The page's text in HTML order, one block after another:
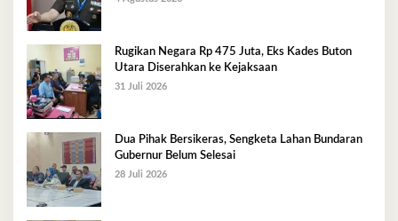
Rugikan Negara Rp 475 Juta, Eks Kades Buton
Utara Diserahkan ke Kejaksaan
31 Juli 2026
Dua Pihak Bersikeras, Sengketa Lahan Bundaran
Gubernur Belum Selesai
28 Juli 2026